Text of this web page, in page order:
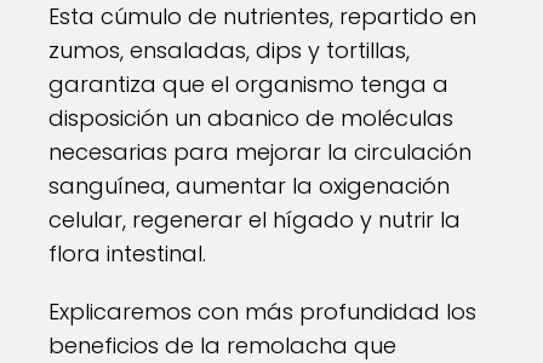
Esta cúmulo de nutrientes, repartido en
zumos, ensaladas, dips y tortillas,
garantiza que el organismo tenga a
disposición un abanico de moléculas
necesarias para mejorar la circulación
sanguínea, aumentar la oxigenación
celular, regenerar el hígado y nutrir la
flora intestinal.
Explicaremos con más profundidad los
beneficios de la remolacha que